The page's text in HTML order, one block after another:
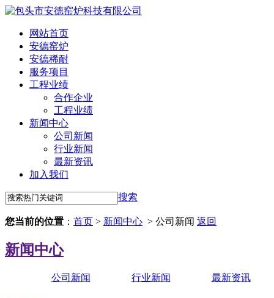
网站首页
安德窑炉
安德稀耐
服务项目
工程业绩
合作企业
工程业绩
新闻中心
公司新闻
行业新闻
最新资讯
加入我们
搜索
您当前的位置 ： 首页 > 新闻中心 > 公司新闻 返回
新闻中心
公司新闻 行业新闻 最新资讯